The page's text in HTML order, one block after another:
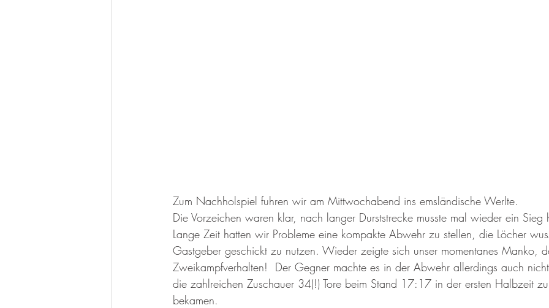
Zum Nachholspiel fuhren wir am Mittwochabend ins emsländische Werlte.
Die Vorzeichen waren klar, nach langer Durststrecke musste mal wieder ein Sieg
Lange Zeit hatten wir Probleme eine kompakte Abwehr zu stellen, die Löcher
Gastgeber geschickt zu nutzen. Wieder zeigte sich unser momentanes Manko,
Zweikampfverhalten!  Der Gegner machte es in der Abwehr allerdings auch
die zahlreichen Zuschauer 34(!) Tore beim Stand 17:17 in der ersten Halbzeit
bekamen.